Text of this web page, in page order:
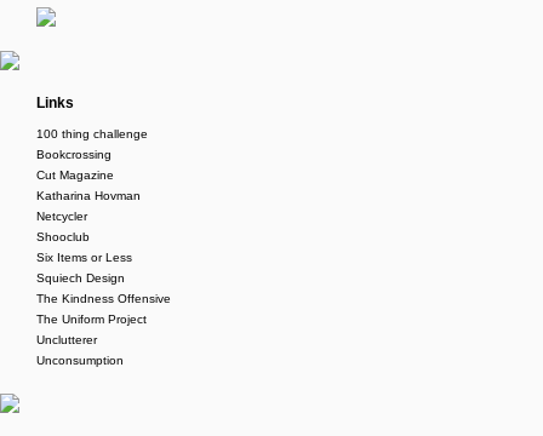
Links
100 thing challenge
Bookcrossing
Cut Magazine
Katharina Hovman
Netcycler
Shooclub
Six Items or Less
Squiech Design
The Kindness Offensive
The Uniform Project
Unclutterer
Unconsumption